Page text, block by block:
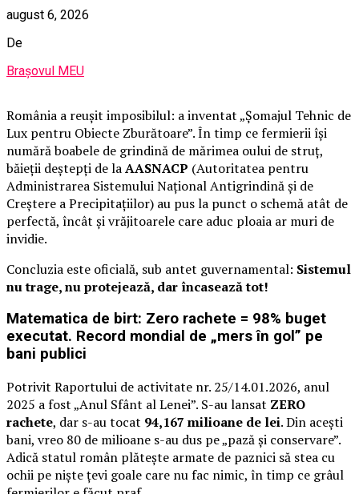
august 6, 2026
De
Brașovul MEU
România a reușit imposibilul: a inventat „Șomajul Tehnic de
Lux pentru Obiecte Zburătoare”. În timp ce fermierii își
numără boabele de grindină de mărimea oului de struț,
băieții deștepți de laAASNACP (Autoritatea pentru
Administrarea Sistemului Național Antigrindină și de
Creștere a Precipitațiilor) au pus la punct o schemă atât de
perfectă, încât și vrăjitoarele care aduc ploaia ar muri de
invidie.
Concluzia este oficială, sub antet guvernamental: Sistemul
nu trage, nu protejează, dar încasează tot!
Matematica de birt: Zero rachete = 98% buget
executat. Record mondial de „mers în gol” pe
bani publici
Potrivit Raportului de activitate nr. 25/14.01.2026, anul
2025 a fost „Anul Sfânt al Lenei”. S-au lansat ZERO
rachete, dar s-au tocat 94,167 milioane de lei. Din acești
bani, vreo 80 de milioane s-au dus pe „pază și conservare”.
Adică statul român plătește armate de paznici să stea cu
ochii pe niște țevi goale care nu fac nimic, în timp ce grâul